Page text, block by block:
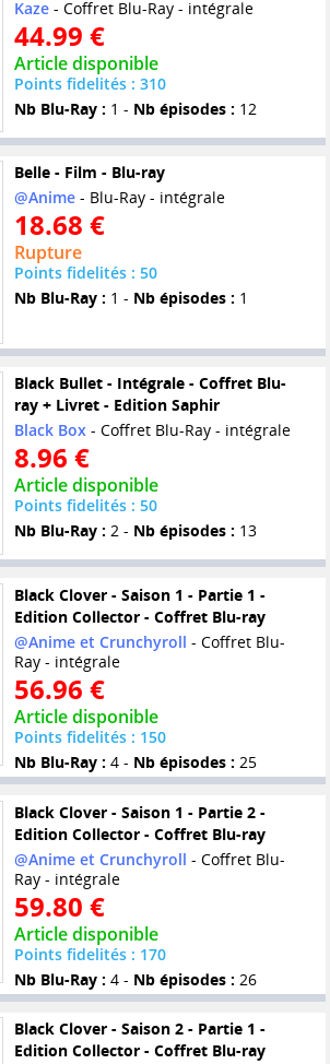
Kaze- Coffret Blu-Ray - intégrale
44.99 €
Article disponible
Points fidelités : 310
Nb Blu-Ray : 1 - Nb épisodes : 12
Belle - Film - Blu-ray
@Anime- Blu-Ray - intégrale
18.68 €
Rupture
Points fidelités : 50
Nb Blu-Ray : 1 - Nb épisodes : 1
Black Bullet - Intégrale - Coffret Blu-
ray + Livret - Edition Saphir
Black Box- Coffret Blu-Ray - intégrale
8.96 €
Article disponible
Points fidelités : 50
Nb Blu-Ray : 2 - Nb épisodes : 13
Black Clover - Saison 1 - Partie 1 -
Edition Collector - Coffret Blu-ray
@Anime et Crunchyroll - Coffret Blu-
Ray - intégrale
56.96 €
Article disponible
Points fidelités : 150
Nb Blu-Ray : 4 - Nb épisodes : 25
Black Clover - Saison 1 - Partie 2 -
Edition Collector - Coffret Blu-ray
@Anime et Crunchyroll - Coffret Blu-
Ray - intégrale
59.80 €
Article disponible
Points fidelités : 170
Nb Blu-Ray : 4 - Nb épisodes : 26
Black Clover - Saison 2 - Partie 1 -
Edition Collector - Coffret Blu-ray